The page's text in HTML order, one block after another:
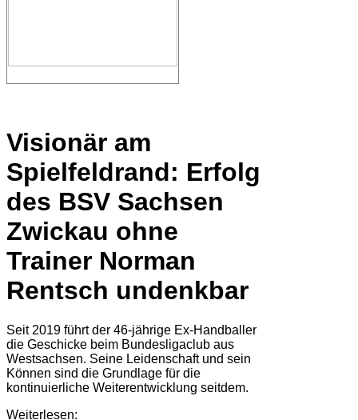
Visionär am
Spielfeldrand: Erfolg
des BSV Sachsen
Zwickau ohne
Trainer Norman
Rentsch undenkbar
Seit 2019 führt der 46-jährige Ex-Handballer
die Geschicke beim Bundesligaclub aus
Westsachsen. Seine Leidenschaft und sein
Können sind die Grundlage für die
kontinuierliche Weiterentwicklung seitdem.
Weiterlesen: